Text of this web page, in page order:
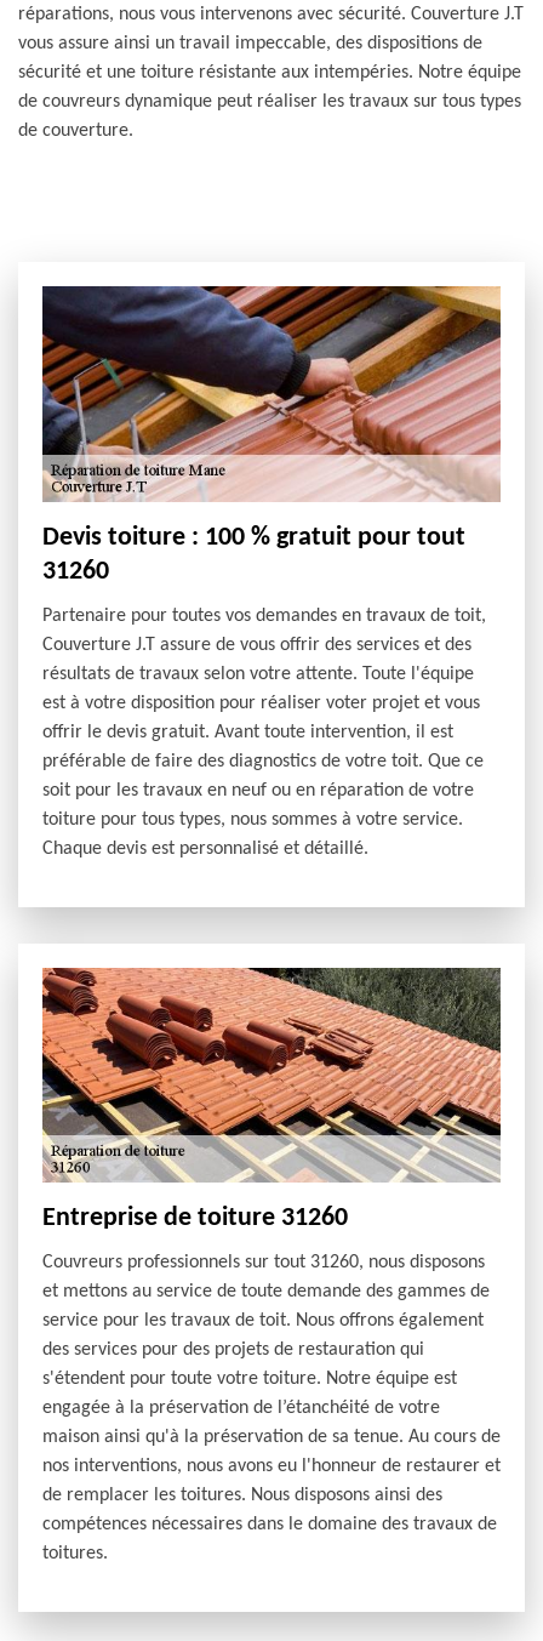
réparations, nous vous intervenons avec sécurité. Couverture J.T
vous assure ainsi un travail impeccable, des dispositions de
sécurité et une toiture résistante aux intempéries. Notre équipe
de couvreurs dynamique peut réaliser les travaux sur tous types
de couverture.
Devis toiture : 100 % gratuit pour tout
31260
Partenaire pour toutes vos demandes en travaux de toit,
Couverture J.T assure de vous offrir des services et des
résultats de travaux selon votre attente. Toute l'équipe
est à votre disposition pour réaliser voter projet et vous
offrir le devis gratuit. Avant toute intervention, il est
préférable de faire des diagnostics de votre toit. Que ce
soit pour les travaux en neuf ou en réparation de votre
toiture pour tous types, nous sommes à votre service.
Chaque devis est personnalisé et détaillé.
Entreprise de toiture 31260
Couvreurs professionnels sur tout 31260, nous disposons
et mettons au service de toute demande des gammes de
service pour les travaux de toit. Nous offrons également
des services pour des projets de restauration qui
s'étendent pour toute votre toiture. Notre équipe est
engagée à la préservation de l’étanchéité de votre
maison ainsi qu'à la préservation de sa tenue. Au cours de
nos interventions, nous avons eu l'honneur de restaurer et
de remplacer les toitures. Nous disposons ainsi des
compétences nécessaires dans le domaine des travaux de
toitures.